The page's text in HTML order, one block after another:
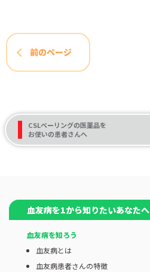
前のページ
CSLベーリングの医薬品を
お使いの患者さんへ
血友病を1から知りたいあなたへ
血友病を知ろう
血友病とは
血友病患者さんの特徴